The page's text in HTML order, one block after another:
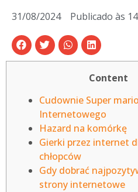
31/08/2024 Publicado às
Content
Cudownie Super
Internetowego
Hazard na komórkę
Gierki przez internet
chłopców
Gdy dobrać
strony internetowe